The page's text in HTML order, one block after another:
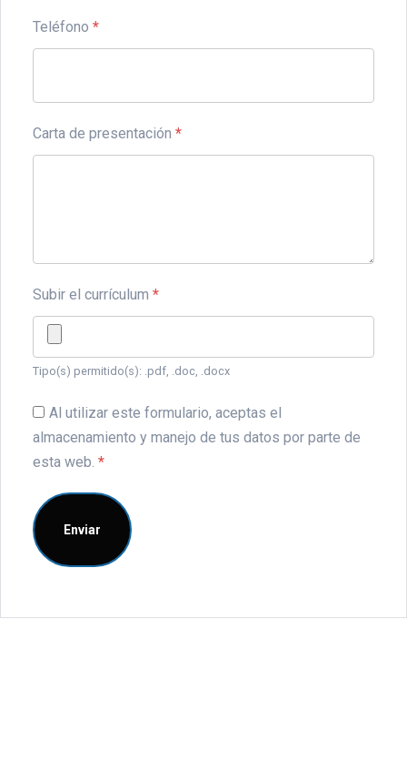
Teléfono *
Carta de presentación *
Subir el currículum *
Tipo(s) permitido(s): .pdf, .doc, .docx
Al utilizar este formulario, aceptas el
almacenamiento y manejo de tus datos por parte de
esta web. *